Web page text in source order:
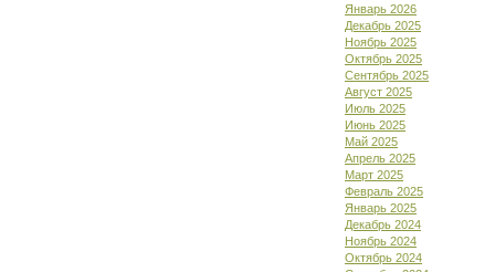
Январь 2026
Декабрь 2025
Ноябрь 2025
Октябрь 2025
Сентябрь 2025
Август 2025
Июль 2025
Июнь 2025
Май 2025
Апрель 2025
Март 2025
Февраль 2025
Январь 2025
Декабрь 2024
Ноябрь 2024
Октябрь 2024